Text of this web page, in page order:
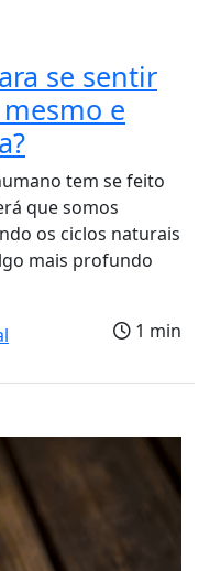
se sentir
e
tem se feito
que somos
os ciclos naturais
mais profundo
1 min